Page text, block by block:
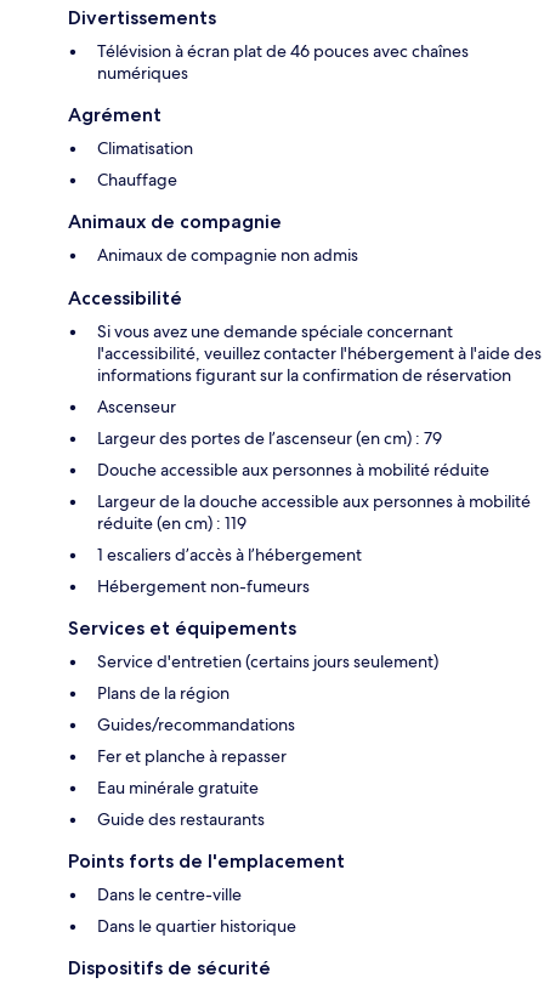
Divertissements
Télévision à écran plat de 46 pouces avec chaînes
numériques
Agrément
Climatisation
Chauffage
Animaux de compagnie
Animaux de compagnie non admis
Accessibilité
Si vous avez une demande spéciale concernant
l'accessibilité, veuillez contacter l'hébergement à l'aide des
informations figurant sur la confirmation de réservation
Ascenseur
Largeur des portes de l’ascenseur (en cm) : 79
Douche accessible aux personnes à mobilité réduite
Largeur de la douche accessible aux personnes à mobilité
réduite (en cm) : 119
1 escaliers d’accès à l’hébergement
Hébergement non-fumeurs
Services et équipements
Service d'entretien (certains jours seulement)
Plans de la région
Guides/recommandations
Fer et planche à repasser
Eau minérale gratuite
Guide des restaurants
Points forts de l'emplacement
Dans le centre-ville
Dans le quartier historique
Dispositifs de sécurité